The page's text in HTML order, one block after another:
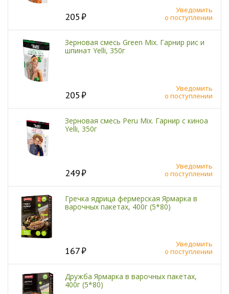
205
Уведомить
о поступлении
Зерновая смесь Green Mix. Гарнир рис и
шпинат Yelli, 350г
205
Уведомить
о поступлении
Зерновая смесь Peru Mix. Гарнир с киноа
Yelli, 350г
249
Уведомить
о поступлении
Гречка ядрица фермерская Ярмарка в
варочных пакетах, 400г (5*80)
167
Уведомить
о поступлении
Дружба Ярмарка в варочных пакетах,
400г (5*80)